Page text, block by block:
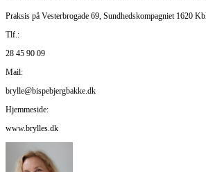
Praksis på Vesterbrogade 69, Sundhedskompagniet 1620
Tlf.:
28 45 90 09
Mail:
brylle@bispebjergbakke.dk
Hjemmeside:
www.brylles.dk